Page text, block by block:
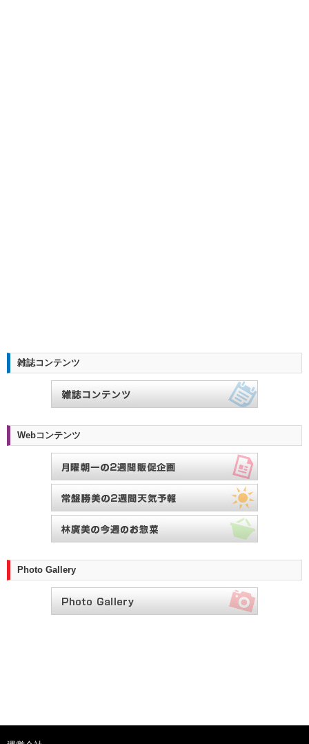
雑誌コンテンツ
Webコンテンツ
Photo Gallery